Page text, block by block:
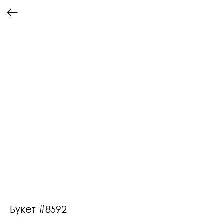
Букет #8592